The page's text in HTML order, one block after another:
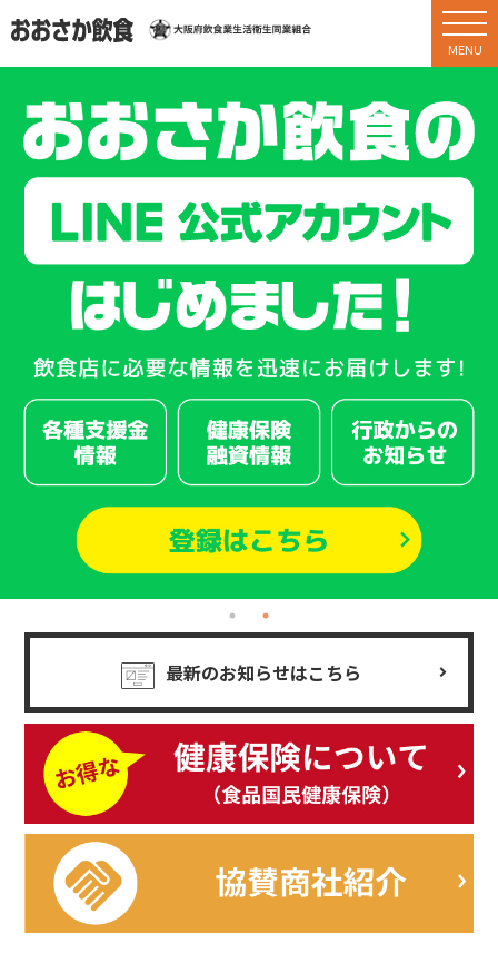
最新のお知らせはこちら